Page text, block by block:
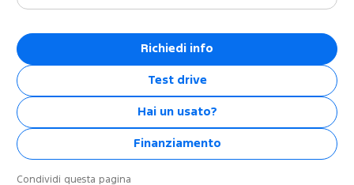
Richiedi info
Test drive
Hai un usato?
Finanziamento
Condividi questa pagina